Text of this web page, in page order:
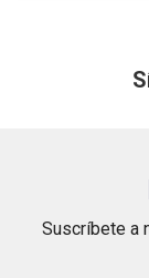
Suscríbete a